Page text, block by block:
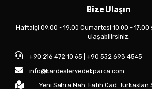
Bize Ulaşın
Haftaiçi 09:00 - 19:00 Cumartesi 10:00 - 17:00
ulaşabilirsiniz.
+90 216 472 10 65 | +90 532 698 4545
info@kardesleryedekparca.com
Yeni Sahra Mah. Fatih Cad. Türkaslan